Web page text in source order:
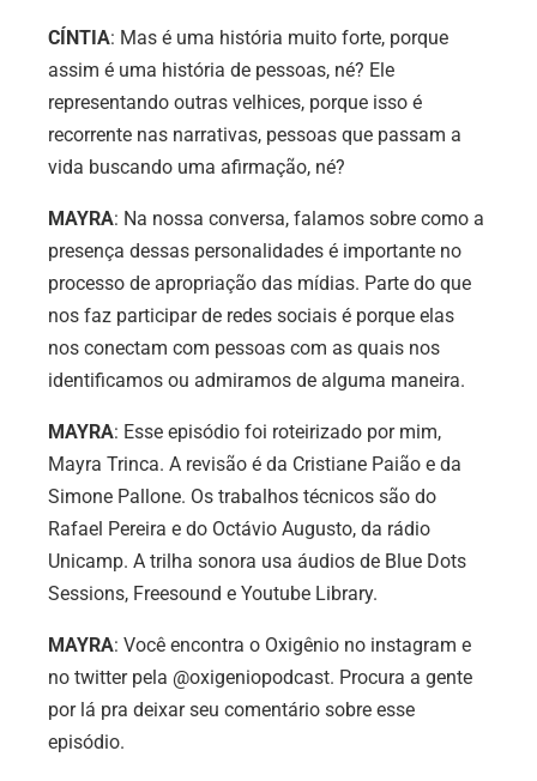
CÍNTIA: Mas é uma história muito forte, porque
assim é uma história de pessoas, né? Ele
representando outras velhices, porque isso é
recorrente nas narrativas, pessoas que passam a
vida buscando uma afirmação, né?
MAYRA: Na nossa conversa, falamos sobre como a
presença dessas personalidades é importante no
processo de apropriação das mídias. Parte do que
nos faz participar de redes sociais é porque elas
nos conectam com pessoas com as quais nos
identificamos ou admiramos de alguma maneira.
MAYRA: Esse episódio foi roteirizado por mim,
Mayra Trinca. A revisão é da Cristiane Paião e da
Simone Pallone. Os trabalhos técnicos são do
Rafael Pereira e do Octávio Augusto, da rádio
Unicamp. A trilha sonora usa áudios de Blue Dots
Sessions, Freesound e Youtube Library.
MAYRA: Você encontra o Oxigênio no instagram e
no twitter pela @oxigeniopodcast. Procura a gente
por lá pra deixar seu comentário sobre esse
episódio.